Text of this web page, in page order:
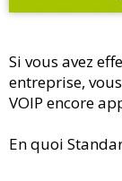
Si vous avez
entreprise,
VOIP encore
En quoi